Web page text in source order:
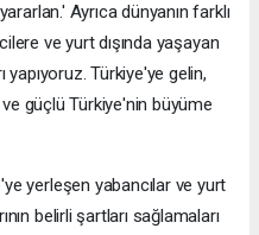
Ayrıca dünyanın farklı
ve yurt dışında yaşayan
yapıyoruz. Türkiye'ye gelin,
güçlü Türkiye'nin büyüme
yerleşen yabancılar ve yurt
belirli şartları sağlamaları